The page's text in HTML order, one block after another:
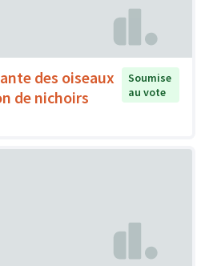
des oiseaux
de nichoirs
Soumise
au vote